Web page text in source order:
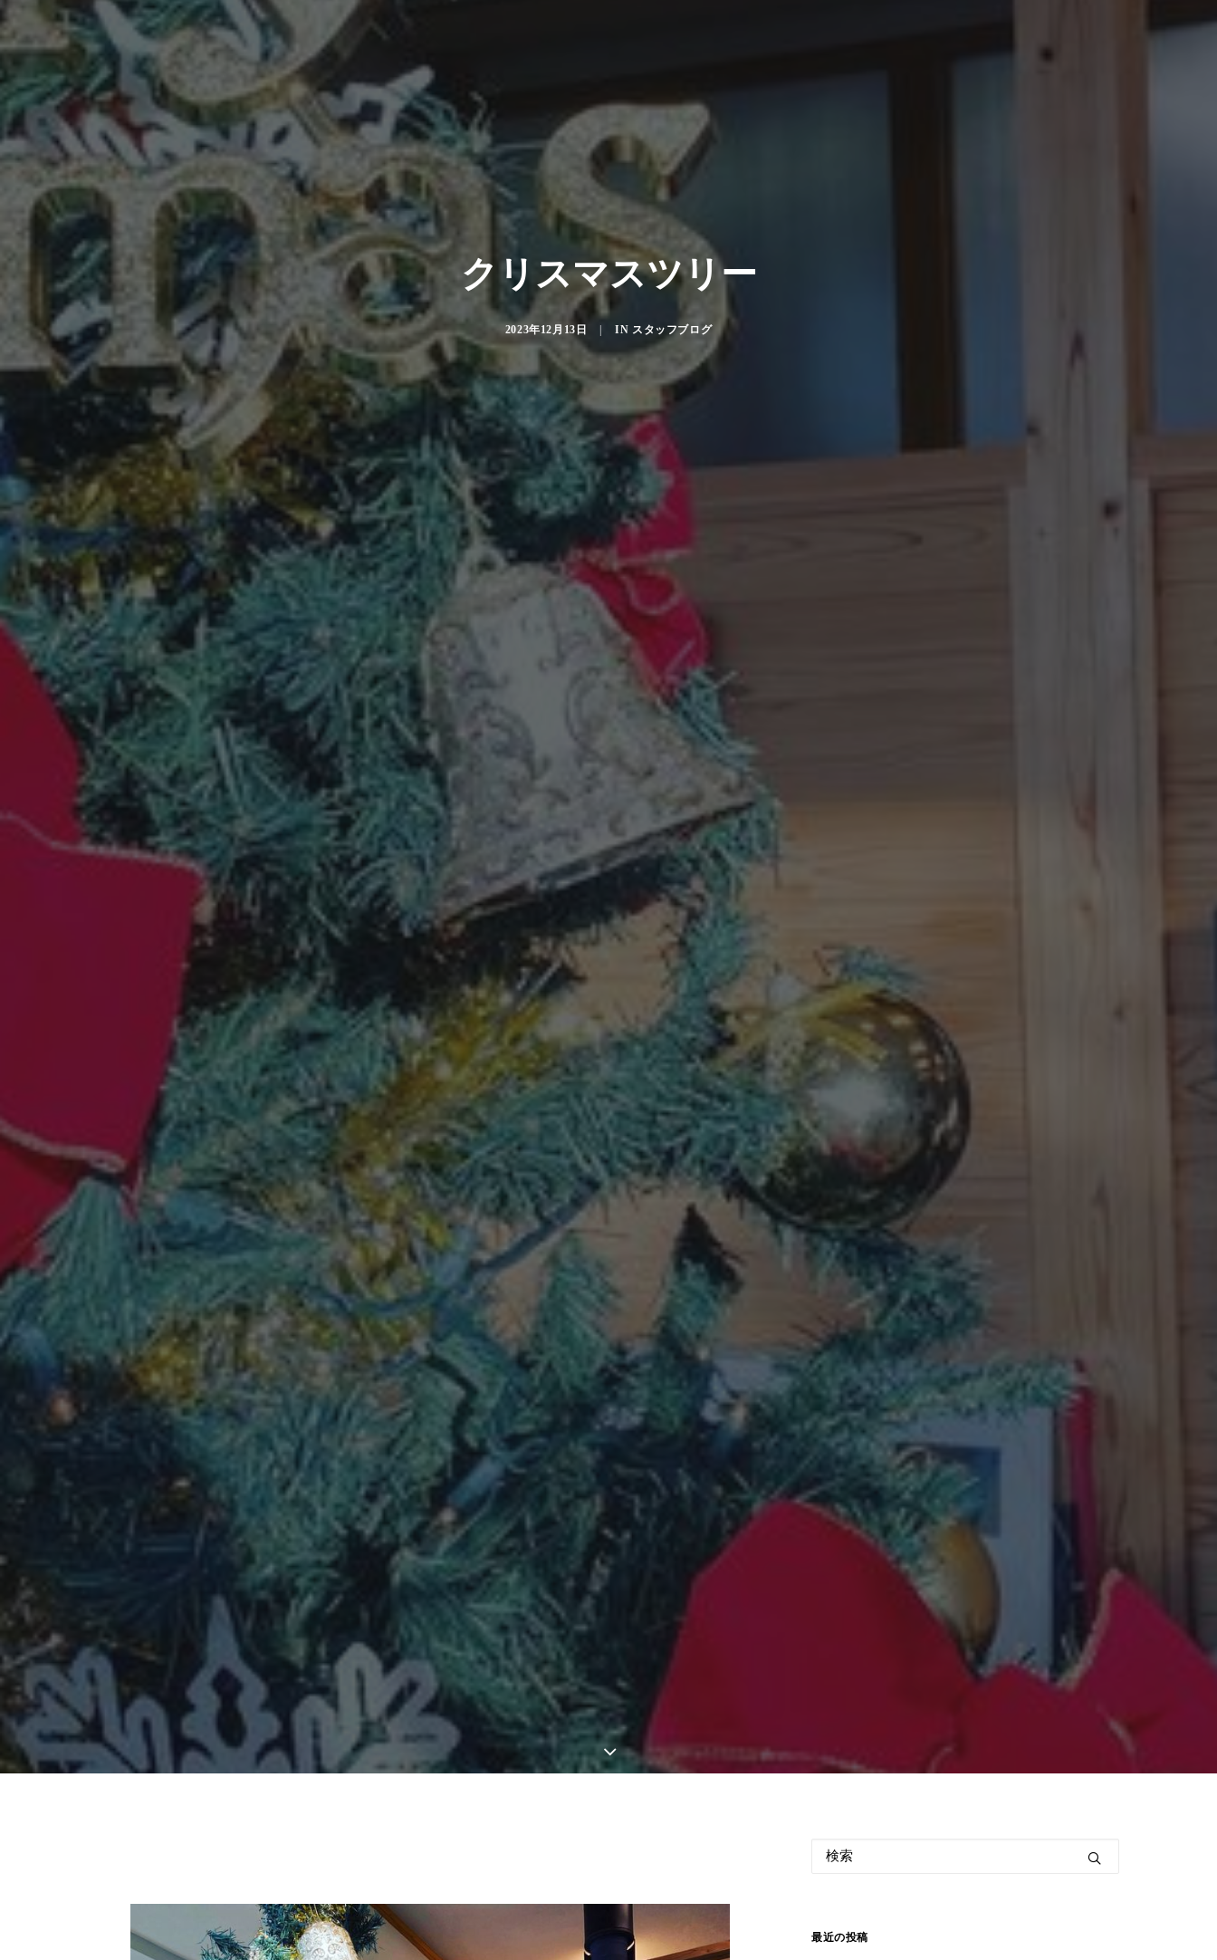
クリスマスツリー
2023年12月13日 IN スタッフブログ
最近の投稿